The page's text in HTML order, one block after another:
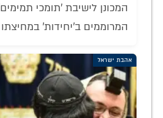
המכונן לישיבת 'תומכי
המרוממים ב'יחידות'
אהבת ישראל